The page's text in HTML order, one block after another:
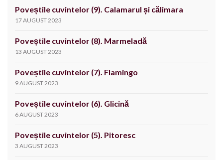
Poveștile cuvintelor (9). Calamarul și călimara
17 AUGUST 2023
Poveștile cuvintelor (8). Marmeladă
13 AUGUST 2023
Poveștile cuvintelor (7). Flamingo
9 AUGUST 2023
Poveștile cuvintelor (6). Glicină
6 AUGUST 2023
Poveștile cuvintelor (5). Pitoresc
3 AUGUST 2023